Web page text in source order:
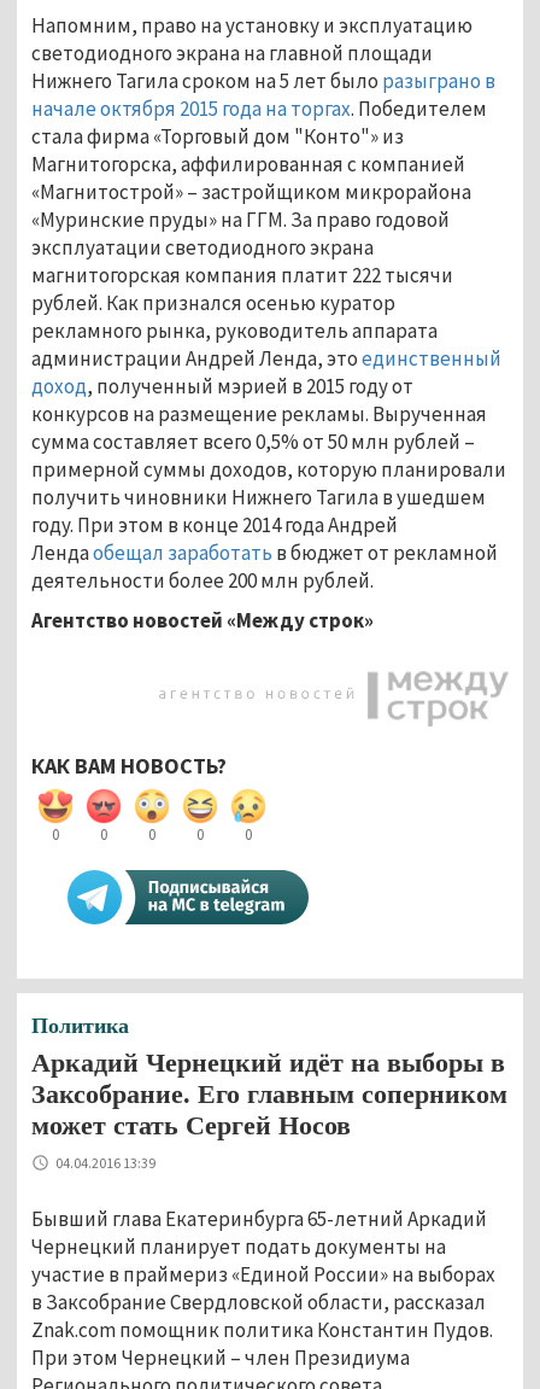
Напомним, право на установку и эксплуатацию
светодиодного экрана на главной площади
Нижнего Тагила сроком на 5 лет было разыграно в
начале октября 2015 года на торгах. Победителем
стала фирма «Торговый дом "Конто"» из
Магнитогорска, аффилированная с компанией
«Магнитострой» – застройщиком микрорайона
«Муринские пруды» на ГГМ. За право годовой
эксплуатации светодиодного экрана
магнитогорская компания платит 222 тысячи
рублей. Как признался осенью куратор
рекламного рынка, руководитель аппарата
администрации Андрей Ленда, этоединственный
доход, полученный мэрией в 2015 году от
конкурсов на размещение рекламы. Вырученная
сумма составляет всего 0,5% от 50 млн рублей –
примерной суммы доходов, которую планировали
получить чиновники Нижнего Тагила в ушедшем
году. При этом в конце 2014 года Андрей
Лендаобещал заработать в бюджет от рекламной
деятельности более 200 млн рублей.
Агентство новостей «Между строк»
КАК ВАМ НОВОСТЬ?
0 0 0 0 0
Политика
Аркадий Чернецкий идёт на выборы в
Заксобрание. Его главным соперником
может стать Сергей Носов
04.04.2016 13:39
Бывший глава Екатеринбурга 65-летний Аркадий
Чернецкий планирует подать документы на
участие в праймериз «Единой России» на выборах
в Заксобрание Свердловской области, рассказал
Znak.com помощник политика Константин Пудов.
При этом Чернецкий – член Президиума